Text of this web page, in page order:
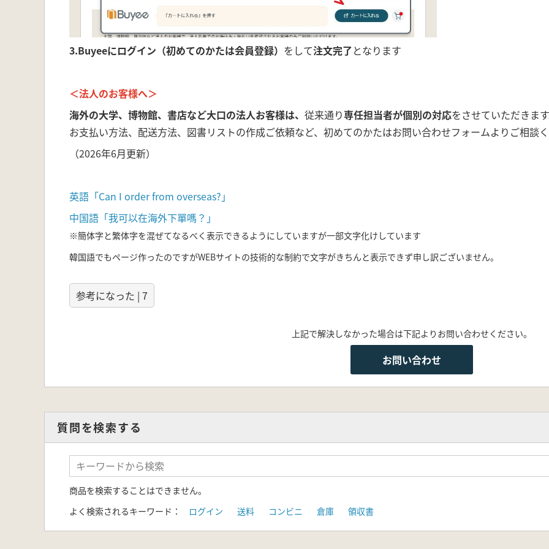
3.Buyeeにログイン（初めてのかたは会員登録） をして注文完了となります
＜法人のお客様へ＞
海外の大学、博物館、書店など大口の法人お客様は、 従来通り専任担当者が個別の対応をさせていただきます
お支払い方法、配送方法、図書リストの作成ご依頼など、初めてのかたはお問い合わせフォームよりご相談く
（2026年6月更新）
英語「Can I order from overseas?」
中国語「我可以在海外下單嗎？」
※簡体字と繁体字を混ぜてなるべく表示できるようにしていますが一部文字化けしています
韓国語でもページ作ったのですがWEBサイトの技術的な制約で文字がきちんと表示できず申し訳ございません。
参考になった | 7
上記で解決しなかった場合は下記よりお問い合わせください。
お問い合わせ
質問を検索する
商品を検索することはできません。
よく検索されるキーワード：
ログイン 送料 コンビニ 倉庫 領収書